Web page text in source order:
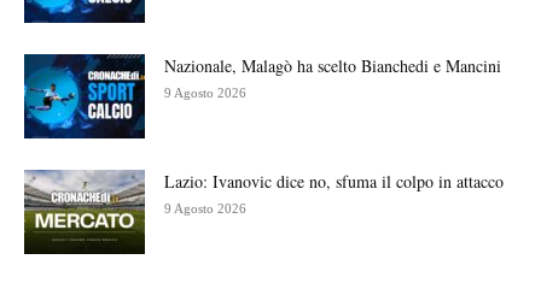
Nazionale, Malagò ha scelto Bianchedi e Mancini
9 Agosto 2026
Lazio: Ivanovic dice no, sfuma il colpo in attacco
9 Agosto 2026